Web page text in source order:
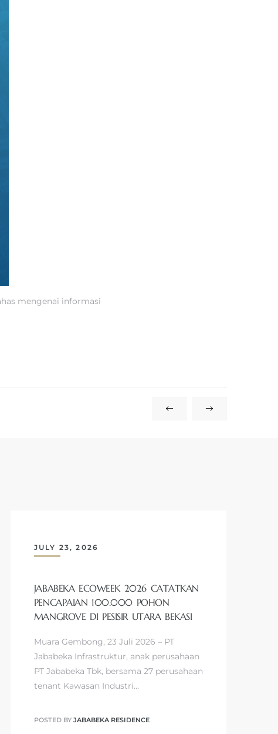
mengenai informasi
JULY 23, 2026
JABABEKA ECOWEEK 2026 CATATKAN
PENCAPAIAN 100.000 POHON
MANGROVE DI PESISIR UTARA BEKASI
Muara Gembong, 23 Juli 2026 – PT
Jababeka Infrastruktur, anak perusahaan
PT Jababeka Tbk, bersama 27 perusahaan
tenant Kawasan Industri…
POSTED BY JABABEKA RESIDENCE